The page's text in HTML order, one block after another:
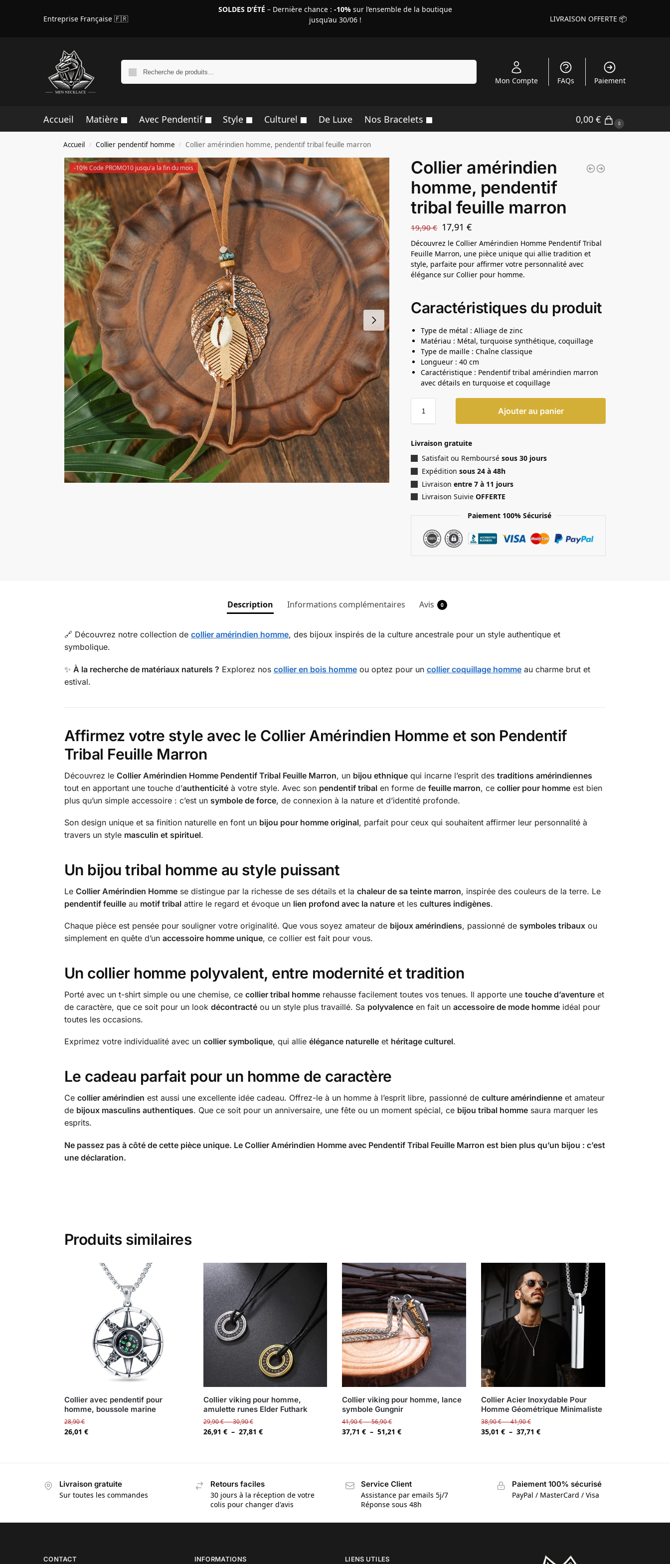
Entreprise Française 🇫🇷
SOLDES D’ÉTÉ – Dernière chance : -10%sur l’ensemble de la boutique
jusqu’au 30/06 !
LIVRAISON OFFERTE 📦
Mon Compte FAQs Paiement
Accueil Matière Avec Pendentif Style Culturel De Luxe Nos Bracelets 0,00 € 0
Accueil / Collier pendentif homme / Collier amérindien homme, pendentif tribal feuille marron
-10% Code PROMO10 jusqu'a la fin du mois
Collier amérindien
homme, pendentif
tribal feuille marron
19,90€ 17,91€
Découvrez le Collier Amérindien Homme Pendentif Tribal
Feuille Marron, une pièce unique qui allie tradition et
style, parfaite pour affirmer votre personnalité avec
élégance sur Collier pour homme.
Caractéristiques du produit
Type de métal : Alliage de zinc
Matériau : Métal, turquoise synthétique, coquillage
Type de maille : Chaîne classique
Longueur : 40 cm
Caractéristique : Pendentif tribal amérindien marron
avec détails en turquoise et coquillage
Ajouter au panier
Livraison gratuite
Satisfait ou Remboursésous 30 jours
Expédition sous 24 à 48h
Livraisonentre 7 à 11 jours
Livraison SuivieOFFERTE
Paiement 100% Sécurisé
Description Informations complémentaires Avis 0
🔗 Découvrez notre collection de collier amérindien homme, des bijoux inspirés de la culture ancestrale pour un style authentique et
symbolique.
✨ À la recherche de matériaux naturels ? Explorez nos collier en bois hommeou optez pour un collier coquillage hommeau charme brut et
estival.
Affirmez votre style avec le Collier Amérindien Homme et son Pendentif
Tribal Feuille Marron
Découvrez le Collier Amérindien Homme Pendentif Tribal Feuille Marron, un bijou ethniquequi incarne l’esprit des traditions amérindiennes
tout en apportant une touche d’authenticitéà votre style. Avec son pendentif tribalen forme de feuille marron, ce collier pour hommeest bien
plus qu’un simple accessoire : c’est un symbole de force, de connexion à la nature et d’identité profonde.
Son design unique et sa finition naturelle en font un bijou pour homme original, parfait pour ceux qui souhaitent affirmer leur personnalité à
travers un style masculin et spirituel.
Un bijou tribal homme au style puissant
Le Collier Amérindien Hommese distingue par la richesse de ses détails et la chaleur de sa teinte marron, inspirée des couleurs de la terre. Le
pendentif feuilleau motif tribalattire le regard et évoque un lien profond avec la natureet les cultures indigènes.
Chaque pièce est pensée pour souligner votre originalité. Que vous soyez amateur de bijoux amérindiens, passionné de symboles tribauxou
simplement en quête d’un accessoire homme unique, ce collier est fait pour vous.
Un collier homme polyvalent, entre modernité et tradition
Porté avec un t-shirt simple ou une chemise, ce collier tribal hommerehausse facilement toutes vos tenues. Il apporte une touche d’aventureet
de caractère, que ce soit pour un look décontractéou un style plus travaillé. Sa polyvalenceen fait un accessoire de mode hommeidéal pour
toutes les occasions.
Exprimez votre individualité avec un collier symbolique, qui allie élégance naturelleet héritage culturel.
Le cadeau parfait pour un homme de caractère
Ce collier amérindien est aussi une excellente idée cadeau. Offrez-le à un homme à l’esprit libre, passionné de culture amérindienneet amateur
de bijoux masculins authentiques. Que ce soit pour un anniversaire, une fête ou un moment spécial, ce bijou tribal hommesaura marquer les
esprits.
Ne passez pas à côté de cette pièce unique. Le Collier Amérindien Homme avec Pendentif Tribal Feuille Marron est bien plus qu’un bijou : c’est
une déclaration.
Produits similaires
Collier avec pendentif pour
homme, boussole marine
28,90€
26,01 €
Collier viking pour homme,
amulette runes Elder Futhark
29,90€–30,90€
26,91 € – 27,81 €
Collier viking pour homme, lance
symbole Gungnir
41,90€–56,90€
37,71€ – 51,21€
Collier Acier Inoxydable Pour
Homme Géométrique Minimaliste
38,90€–41,90€
35,01€ – 37,71€
Livraison gratuite
Sur toutes les commandes
Retours faciles
30 jours à la réception de votre
colis pour changer d'avis
Service Client
Assistance par emails 5j/7
Réponse sous 48h
Paiement 100% sécurisé
PayPal / MasterCard / Visa
CONTACT INFORMATIONS LIENS UTILES